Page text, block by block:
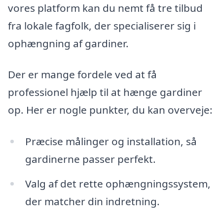
vores platform kan du nemt få tre tilbud
fra lokale fagfolk, der specialiserer sig i
ophængning af gardiner.
Der er mange fordele ved at få
professionel hjælp til at hænge gardiner
op. Her er nogle punkter, du kan overveje:
Præcise målinger og installation, så
gardinerne passer perfekt.
Valg af det rette ophængningssystem,
der matcher din indretning.